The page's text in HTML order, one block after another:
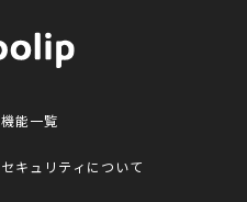
機能一覧
セキュリティについて